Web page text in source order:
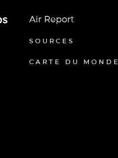
Air Report
SOURCES
CARTE DU MONDE